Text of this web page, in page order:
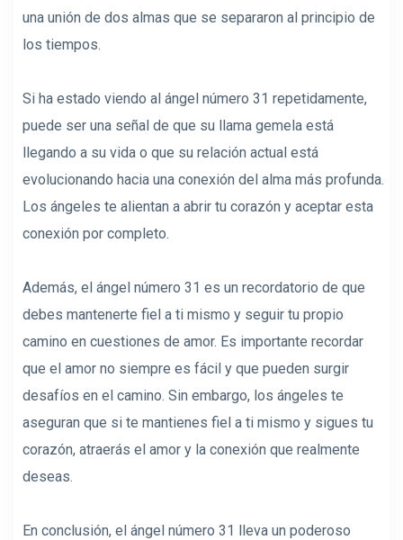
una unión de dos almas que se separaron al principio de
los tiempos.
Si ha estado viendo al ángel número 31 repetidamente,
puede ser una señal de que su llama gemela está
llegando a su vida o que su relación actual está
evolucionando hacia una conexión del alma más profunda.
Los ángeles te alientan a abrir tu corazón y aceptar esta
conexión por completo.
Además, el ángel número 31 es un recordatorio de que
debes mantenerte fiel a ti mismo y seguir tu propio
camino en cuestiones de amor. Es importante recordar
que el amor no siempre es fácil y que pueden surgir
desafíos en el camino. Sin embargo, los ángeles te
aseguran que si te mantienes fiel a ti mismo y sigues tu
corazón, atraerás el amor y la conexión que realmente
deseas.
En conclusión, el ángel número 31 lleva un poderoso